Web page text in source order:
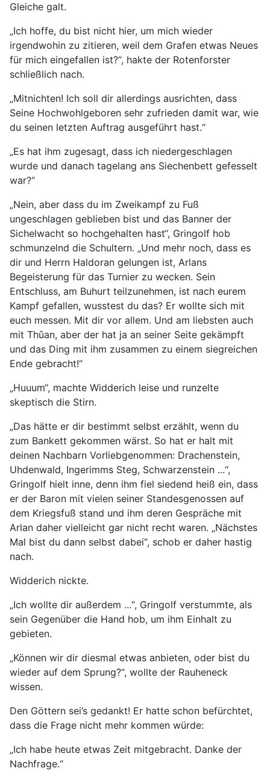
Gleiche galt.
„Ich hoffe, du bist nicht hier, um mich wieder
irgendwohin zu zitieren, weil dem Grafen etwas Neues
für mich eingefallen ist?“, hakte der Rotenforster
schließlich nach.
„Mitnichten! Ich soll dir allerdings ausrichten, dass
Seine Hochwohlgeboren sehr zufrieden damit war, wie
du seinen letzten Auftrag ausgeführt hast.“
„Es hat ihm zugesagt, dass ich niedergeschlagen
wurde und danach tagelang ans Siechenbett gefesselt
war?“
„Nein, aber dass du im Zweikampf zu Fuß
ungeschlagen geblieben bist und das Banner der
Sichelwacht so hochgehalten hast“, Gringolf hob
schmunzelnd die Schultern. „Und mehr noch, dass es
dir und Herrn Haldoran gelungen ist, Arlans
Begeisterung für das Turnier zu wecken. Sein
Entschluss, am Buhurt teilzunehmen, ist nach eurem
Kampf gefallen, wusstest du das? Er wollte sich mit
euch messen. Mit dir vor allem. Und am liebsten auch
mit Thûan, aber der hat ja an seiner Seite gekämpft
und das Ding mit ihm zusammen zu einem siegreichen
Ende gebracht!“
„Huuum“, machte Widderich leise und runzelte
skeptisch die Stirn.
„Das hätte er dir bestimmt selbst erzählt, wenn du
zum Bankett gekommen wärst. So hat er halt mit
deinen Nachbarn Vorliebgenommen: Drachenstein,
Uhdenwald, Ingerimms Steg, Schwarzenstein ...“,
Gringolf hielt inne, denn ihm fiel siedend heiß ein, dass
er der Baron mit vielen seiner Standesgenossen auf
dem Kriegsfuß stand und ihm deren Gespräche mit
Arlan daher vielleicht gar nicht recht waren. „Nächstes
Mal bist du dann selbst dabei“, schob er daher hastig
nach.
Widderich nickte.
„Ich wollte dir außerdem ...“, Gringolf verstummte, als
sein Gegenüber die Hand hob, um ihm Einhalt zu
gebieten.
„Können wir dir diesmal etwas anbieten, oder bist du
wieder auf dem Sprung?“, wollte der Rauheneck
wissen.
Den Göttern sei’s gedankt! Er hatte schon befürchtet,
dass die Frage nicht mehr kommen würde:
„Ich habe heute etwas Zeit mitgebracht. Danke der
Nachfrage.“